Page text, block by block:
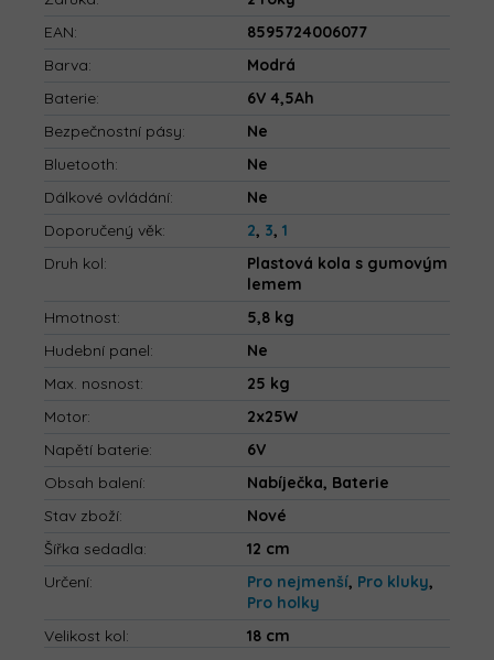
EAN:
8595724006077
Barva:
Modrá
Baterie:
6V 4,5Ah
Bezpečnostní pásy:
Ne
Bluetooth:
Ne
Dálkové ovládání:
Ne
Doporučený věk: 2, 3, 1
Druh kol:
Plastová kola s gumovým
lemem
Hmotnost:
5,8 kg
Hudební panel:
Ne
Max. nosnost:
25 kg
Motor:
2x25W
Napětí baterie:
6V
Obsah balení:
Nabíječka, Baterie
Stav zboží:
Nové
Šířka sedadla:
12 cm
Určení: Pro nejmenší, Pro kluky,
Pro holky
Velikost kol: 18 cm